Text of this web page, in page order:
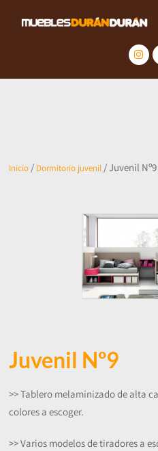
Inicio / Dormitorio juvenil / Juvenil Nº9
Juvenil Nº9
>> Tablero melaminizado de alta
colores a escoger.
>> Varios modelos de tiradores a